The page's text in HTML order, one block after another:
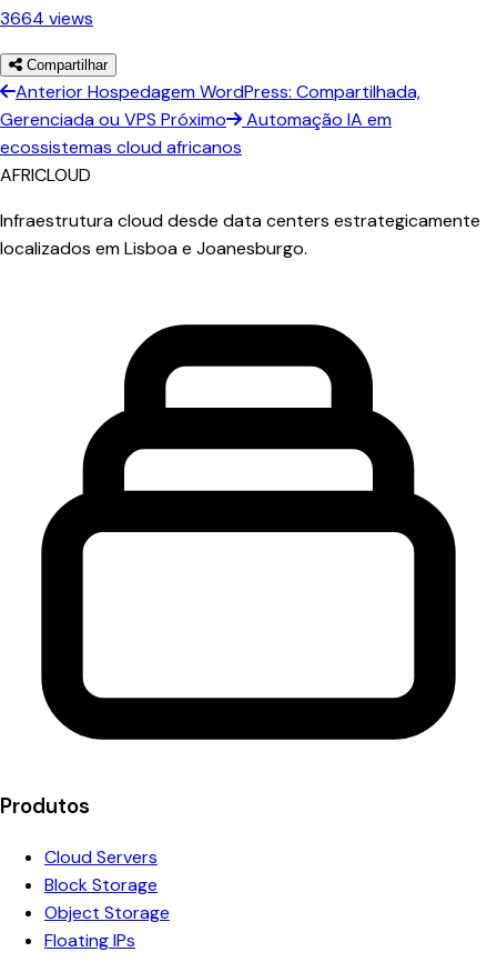
3664 views
Compartilhar
AnteriorHospedagem WordPress: Compartilhada,
Gerenciada ou VPS Próximo
Automação IA em
ecossistemas cloud africanos
AFRICLOUD
Infraestrutura cloud desde data centers estrategicamente
localizados em Lisboa e Joanesburgo.
Produtos
Cloud Servers
Block Storage
Object Storage
Floating IPs